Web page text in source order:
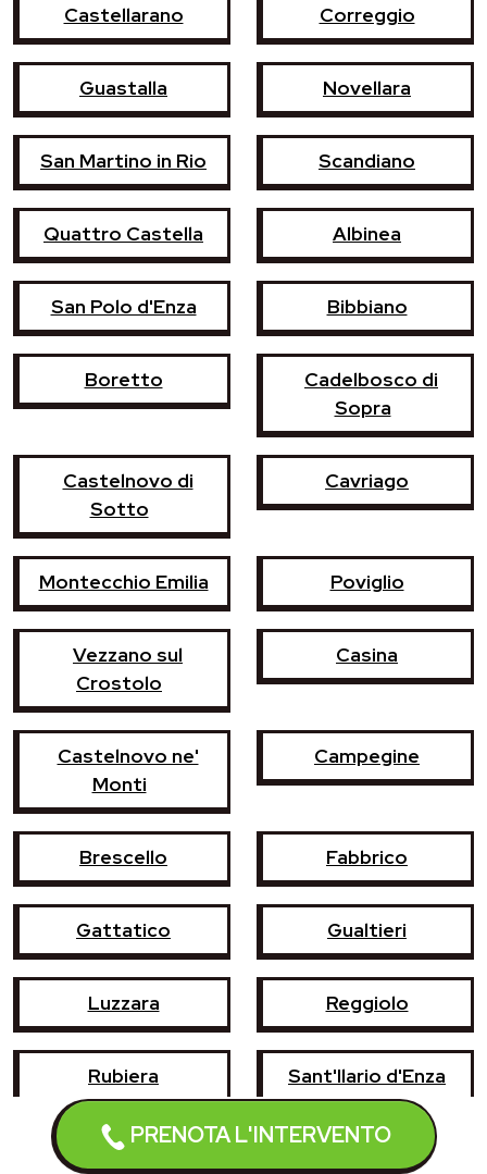
PRENOTA L'INTERVENTO
Castellarano Correggio
Guastalla Novellara
San Martino in Rio Scandiano
Quattro Castella Albinea
San Polo d'Enza Bibbiano
Boretto
Cadelbosco di
Sopra
Castelnovo di
Sotto
Cavriago
Montecchio Emilia Poviglio
Vezzano sul
Crostolo
Casina
Castelnovo ne'
Monti
Campegine
Brescello Fabbrico
Gattatico Gualtieri
Luzzara Reggiolo
Rubiera Sant'Ilario d'Enza